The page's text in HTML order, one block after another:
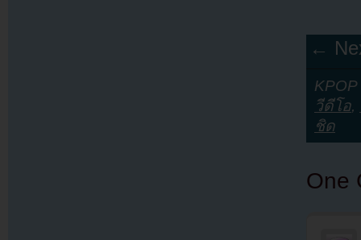
←
วีดีโอ,
ชิด
One